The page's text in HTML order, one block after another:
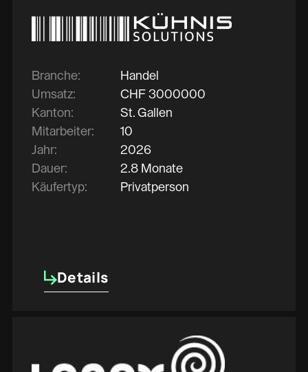
Branche:
Handel
Umsatz:
CHF 3000000
Kanton:
St. Gallen
Mitarbeiter:
10
Jahr:
2026
Dauer:
2.8 Monate
Käufertyp:
Privatperson
Details
Details